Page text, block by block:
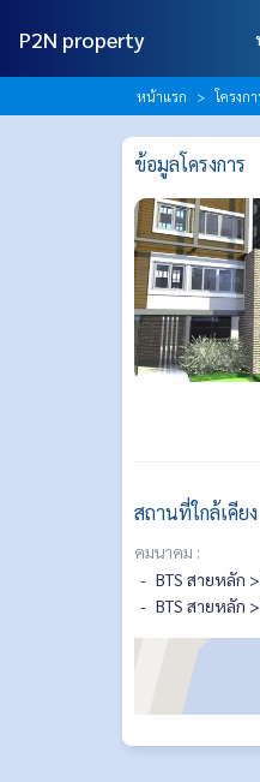
P2N property
หน้าแรก โครงก
ข้อมูลโครงการ
สถานที่ใกล้เคียง
คมนาคม :
BTS สายหลัก
BTS สายหลัก >